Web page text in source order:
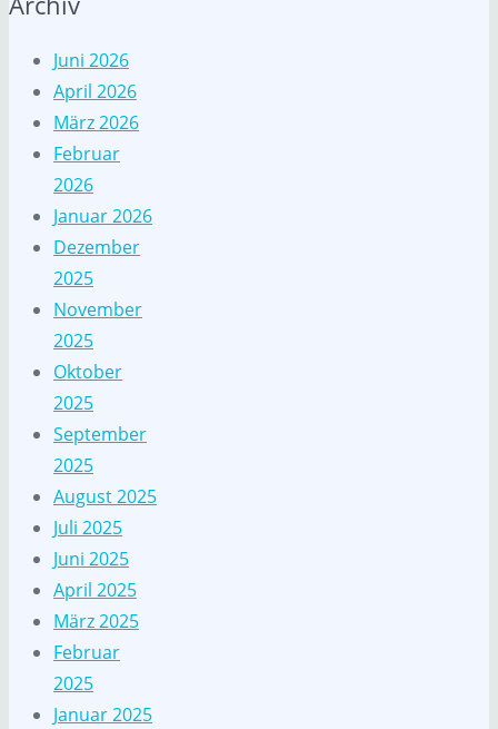
Juni 2026
April 2026
März 2026
Februar
2026
Januar 2026
Dezember
2025
November
2025
Oktober
2025
September
2025
August 2025
Juli 2025
Juni 2025
April 2025
März 2025
Februar
2025
Januar 2025